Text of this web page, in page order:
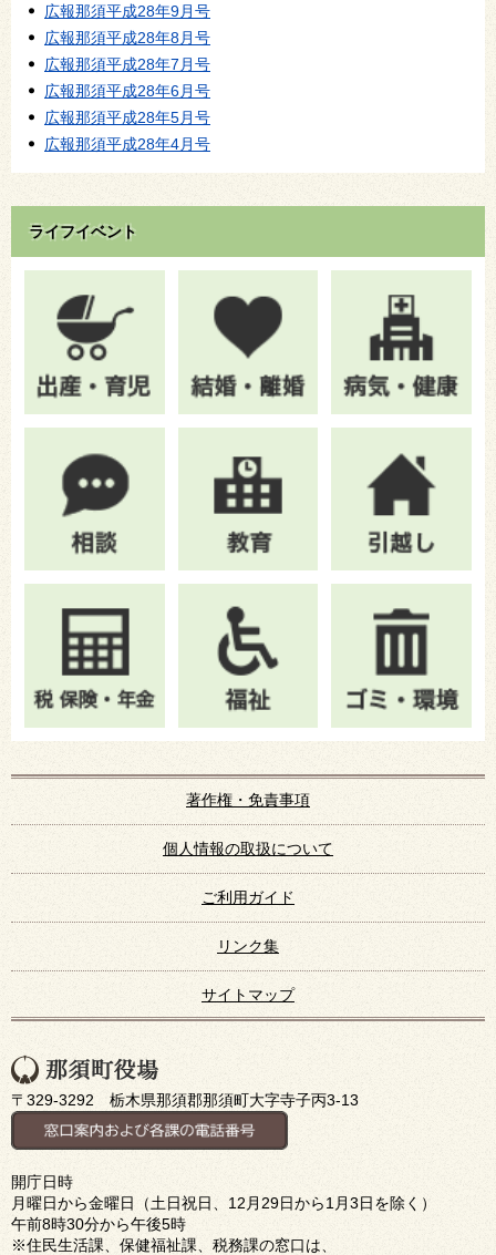
広報那須平成28年9月号
広報那須平成28年8月号
広報那須平成28年7月号
広報那須平成28年6月号
広報那須平成28年5月号
広報那須平成28年4月号
ライフイベント
著作権・免責事項
個人情報の取扱について
ご利用ガイド
リンク集
サイトマップ
〒329-3292 栃木県那須郡那須町大字寺子丙3-13
開庁日時
月曜日から金曜日（土日祝日、12月29日から1月3日を除く）
午前8時30分から午後5時
※住民生活課、保健福祉課、税務課の窓口は、